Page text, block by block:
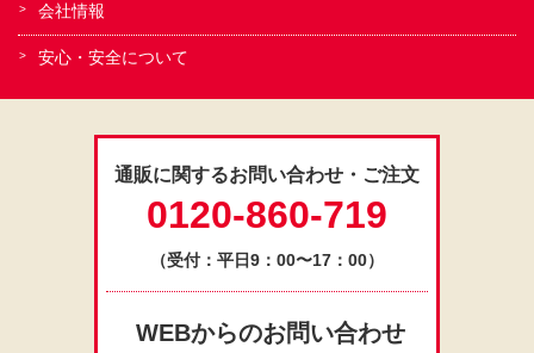
会社情報
安心・安全について
通販に関するお問い合わせ・ご注文
0120-860-719
（受付：平日9：00〜17：00）
WEBからのお問い合わせ